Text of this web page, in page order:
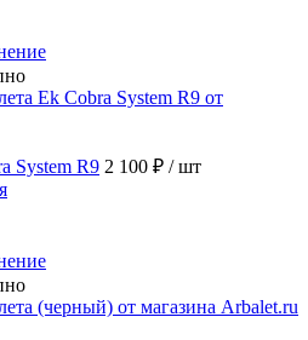
System R9 2 100 ₽ / шт